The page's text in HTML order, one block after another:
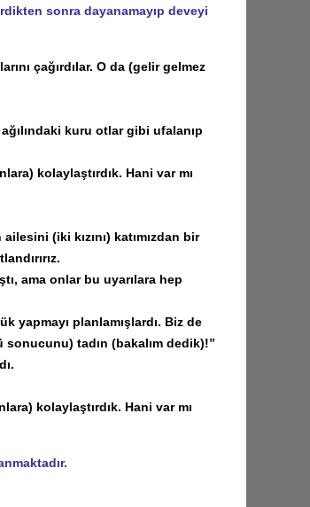
sonra dayanamayıp deveyi
çağırdılar. O da (gelir gelmez
kuru otlar gibi ufalanıp
kolaylaştırdık. Hani var mı
(iki kızını) katımızdan bir
ama onlar bu uyarılara hep
planlamışlardı. Biz de
sonucunu) tadın (bakalım dedik)!”
kolaylaştırdık. Hani var mı